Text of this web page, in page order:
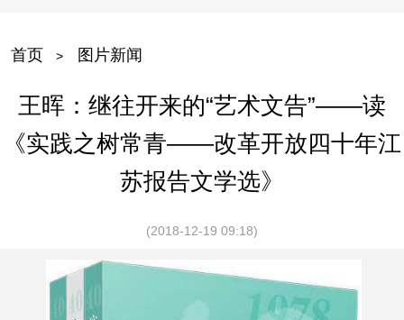
首页 > 图片新闻
王晖：继往开来的“艺术文告”——读
《实践之树常青——改革开放四十年江
苏报告文学选》
(2018-12-19 09:18)